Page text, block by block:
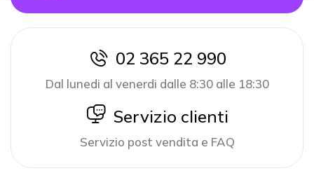
icon
02 365 22 990
Dal lunedi al venerdi dalle 8:30 alle 18:30
icon
Servizio clienti
Servizio post vendita e FAQ